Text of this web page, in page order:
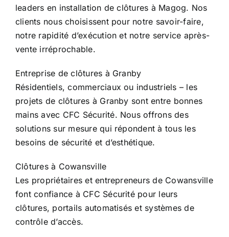
leaders en installation de clôtures à Magog. Nos
clients nous choisissent pour notre savoir-faire,
notre rapidité d’exécution et notre service après-
vente irréprochable.
Entreprise de clôtures à Granby
Résidentiels, commerciaux ou industriels – les
projets de clôtures à Granby sont entre bonnes
mains avec CFC Sécurité. Nous offrons des
solutions sur mesure qui répondent à tous les
besoins de sécurité et d’esthétique.
Clôtures à Cowansville
Les propriétaires et entrepreneurs de Cowansville
font confiance à CFC Sécurité pour leurs
clôtures, portails automatisés et systèmes de
contrôle d’accès.